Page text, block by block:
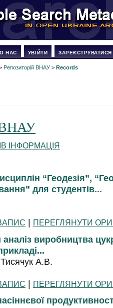
НАС УВІЙТИ ЗАРЕЄСТРУВАТИСЯ
Репозиторій ВНАУ > Records
ВНАУ
ІНФОРМАЦІЯ
“Геодезія”,
для студентів...
| ПЕРЕГЛЯНУТИ
виробництва
А.В.
| ПЕРЕГЛЯНУТИ